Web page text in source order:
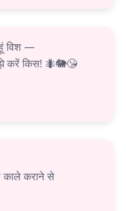
विश —
करें किस! 🐜🐘😘
काले कराने से